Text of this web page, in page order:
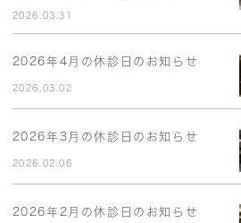
2026.03.31
2026年4月の休診日のお知らせ
2026.03.02
2026年3月の休診日のお知らせ
2026.02.06
2026年2月の休診日のお知らせ